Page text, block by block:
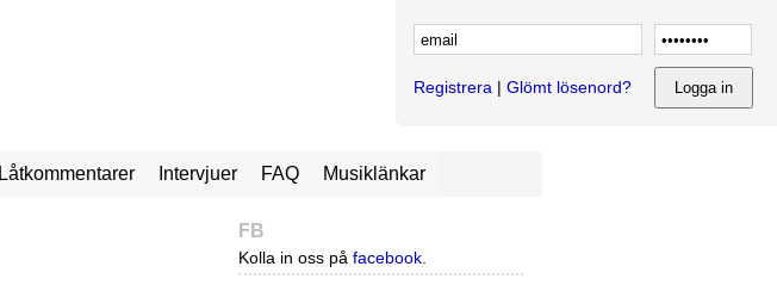
Registrera | Glömt lösenord?
Låtkommentarer Intervjuer FAQ Musiklänkar
FB
Kolla in oss på facebook.